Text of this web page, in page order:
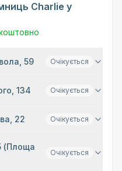
Charlie у
59 Очікується
134 Очікується
22 Очікується
(Площа
Очікується